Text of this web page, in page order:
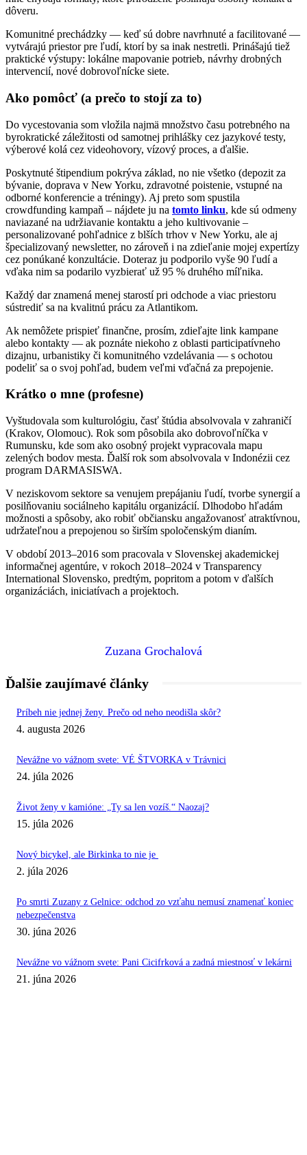
dôveru.
Komunitné prechádzky — keď sú dobre navrhnuté a facilitované —
vytvárajú priestor pre ľudí, ktorí by sa inak nestretli. Prinášajú tiež
praktické výstupy: lokálne mapovanie potrieb, návrhy drobných
intervencií, nové dobrovoľnícke siete.
Ako pomôcť (a prečo to stojí za to)
Do vycestovania som vložila najmä množstvo času potrebného na
byrokratické záležitosti od samotnej prihlášky cez jazykové testy,
výberové kolá cez videohovory, vízový proces, a ďalšie.
Poskytnuté štipendium pokrýva základ, no nie všetko (depozit za
bývanie, doprava v New Yorku, zdravotné poistenie, vstupné na
odborné konferencie a tréningy). Aj preto som spustila
crowdfunding kampaň – nájdete ju na tomto linku, kde sú odmeny
naviazané na udržiavanie kontaktu a jeho kultivovanie –
personalizované pohľadnice z blších trhov v New Yorku, ale aj
špecializovaný newsletter, no zároveň i na zdieľanie mojej expertízy
cez ponúkané konzultácie. Doteraz ju podporilo vyše 90 ľudí a
vďaka nim sa podarilo vyzbierať už 95 % druhého míľnika.
Každý dar znamená menej starostí pri odchode a viac priestoru
sústrediť sa na kvalitnú prácu za Atlantikom.
Ak nemôžete prispieť finančne, prosím, zdieľajte link kampane
alebo kontakty — ak poznáte niekoho z oblasti participatívneho
dizajnu, urbanistiky či komunitného vzdelávania — s ochotou
podeliť sa o svoj pohľad, budem veľmi vďačná za prepojenie.
Krátko o mne (profesne)
Vyštudovala som kulturológiu, časť štúdia absolvovala v zahraničí
(Krakov, Olomouc). Rok som pôsobila ako dobrovoľníčka v
Rumunsku, kde som ako osobný projekt vypracovala mapu
zelených bodov mesta. Ďalší rok som absolvovala v Indonézii cez
program DARMASISWA.
V neziskovom sektore sa venujem prepájaniu ľudí, tvorbe synergií a
posilňovaniu sociálneho kapitálu organizácií. Dlhodobo hľadám
možnosti a spôsoby, ako robiť občiansku angažovanosť atraktívnou,
udržateľnou a prepojenou so širším spoločenským dianím.
V období 2013–2016 som pracovala v Slovenskej akademickej
informačnej agentúre, v rokoch 2018–2024 v Transparency
International Slovensko, predtým, popritom a potom v ďalších
organizáciách, iniciatívach a projektoch.
Zuzana Grochalová
Ďalšie zaujímavé články
Príbeh nie jednej ženy. Prečo od neho neodišla skôr?
4. augusta 2026
Nevážne vo vážnom svete: VÉ ŠTVORKA v Trávnici
24. júla 2026
Život ženy v kamióne: „Ty sa len vozíš.“ Naozaj?
15. júla 2026
Nový bicykel, ale Birkinka to nie je
2. júla 2026
Po smrti Zuzany z Gelnice: odchod zo vzťahu nemusí znamenať koniec
nebezpečenstva
30. júna 2026
Nevážne vo vážnom svete: Pani Cicifrková a zadná miestnosť v lekárni
21. júna 2026